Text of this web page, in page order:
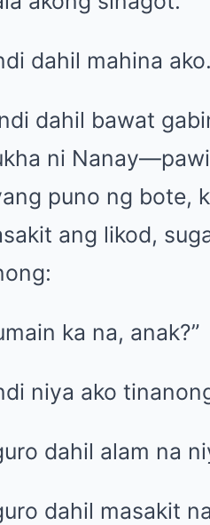
dahil mahina ako.
dahil bawat
ni
puno ng bote,
ang likod,
ka na, anak?”
niya ako
dahil alam na
dahil masakit